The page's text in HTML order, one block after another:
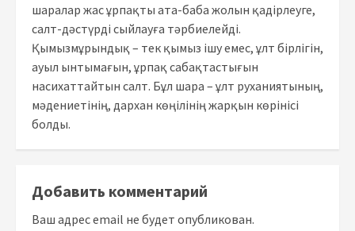
шаралар жас ұрпақты ата-баба жолын қадірлеуге,
салт-дәстүрді сыйлауға тәрбиелейді.
Қымызмұрындық – тек қымыз ішу емес, ұлт бірлігін,
ауыл ынтымағын, ұрпақ сабақтастығын
насихаттайтын салт. Бұл шара – ұлт руханиятының,
мәдениетінің, дархан көңілінің жарқын көрінісі
болды.
Добавить комментарий
Ваш адрес email не будет опубликован.